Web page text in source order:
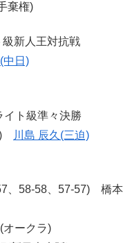
棄権)
新人王対抗戦
中日)
ト級準々決勝
)
川島 辰久(三迫)
、58-58、57-57) 橋本
ークラ)